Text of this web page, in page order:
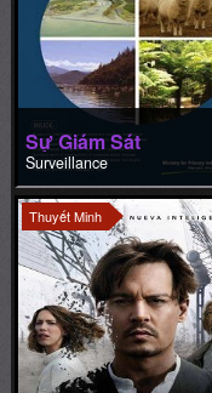
Sự Giám Sát
Surveillance
Thuyết Minh